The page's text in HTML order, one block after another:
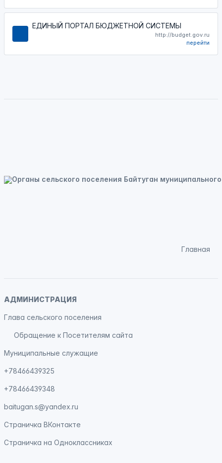
ЕДИНЫЙ ПОРТАЛ БЮДЖЕТНОЙ СИСТЕМЫ
http://budget.gov.ru
перейти
Главная
АДМИНИСТРАЦИЯ
Глава сельского поселения
Обращение к Посетителям сайта
Муниципальные служащие
+78466439325
+78466439348
baitugan.s@yandex.ru
Страничка ВКонтакте
Страничка на Одноклассниках